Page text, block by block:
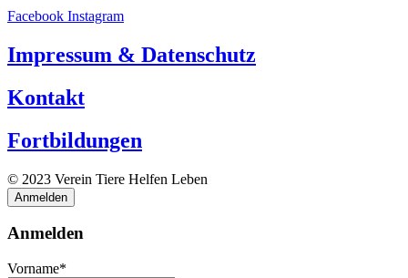
Facebook Instagram
Impressum & Datenschutz
Kontakt
Fortbildungen
© 2023 Verein Tiere Helfen Leben
Anmelden
Anmelden
Vorname*